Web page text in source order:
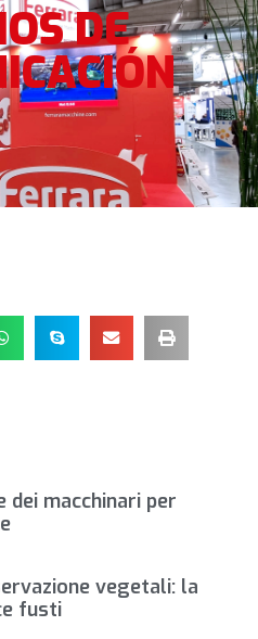
DE
dei macchinari per
vegetali: la
fusti